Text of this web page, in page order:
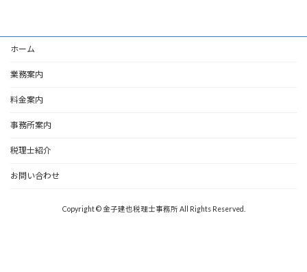
ホーム
業務案内
料金案内
事務所案内
税理士紹介
お問い合わせ
Copyright © 金子建也税理士事務所 All Rights Reserved.